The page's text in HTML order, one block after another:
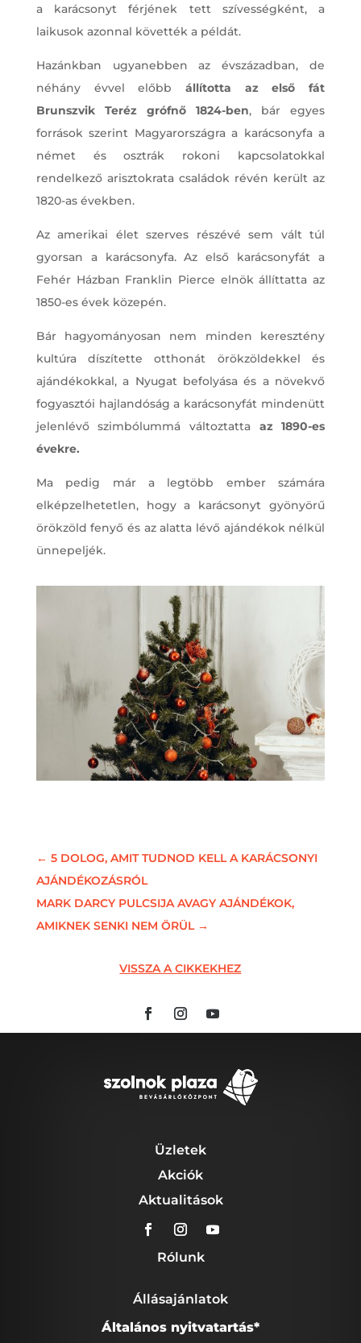
a karácsonyt férjének tett szívességként, a
laikusok azonnal követték a példát.
Hazánkban ugyanebben az évszázadban, de
néhány évvel előbb állította az első fát
Brunszvik Teréz grófnő 1824-ben, bár egyes
források szerint Magyarországra a karácsonyfa a
német és osztrák rokoni kapcsolatokkal
rendelkező arisztokrata családok révén került az
1820-as években.
Az amerikai élet szerves részévé sem vált túl
gyorsan a karácsonyfa. Az első karácsonyfát a
Fehér Házban Franklin Pierce elnök állíttatta az
1850-es évek közepén.
Bár hagyományosan nem minden keresztény
kultúra díszítette otthonát örökzöldekkel és
ajándékokkal, a Nyugat befolyása és a növekvő
fogyasztói hajlandóság a karácsonyfát mindenütt
jelenlévő szimbólummá változtatta az 1890-es
évekre.
Ma pedig már a legtöbb ember számára
elképzelhetetlen, hogy a karácsonyt gyönyörű
örökzöld fenyő és az alatta lévő ajándékok nélkül
ünnepeljék.
← 5 DOLOG, AMIT TUDNOD KELL A KARÁCSONYI
AJÁNDÉKOZÁSRÓL
MARK DARCY PULCSIJA AVAGY AJÁNDÉKOK,
AMIKNEK SENKI NEM ÖRÜL→
VISSZA A CIKKEKHEZ
Üzletek
Akciók
Aktualitások
Rólunk
Állásajánlatok
Általános nyitvatartás*